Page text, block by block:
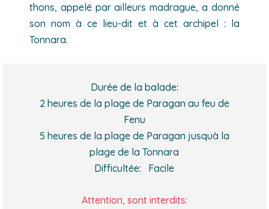
thons, appelé par ailleurs madrague, a donné
son nom à ce lieu-dit et à cet archipel : la
Tonnara.
Durée de la balade:
2 heures de la plage de Paragan au feu de
Fenu
5 heures de la plage de Paragan jusquà la
plage de la Tonnara
Difficultée: Facile
Attention, sont interdits: